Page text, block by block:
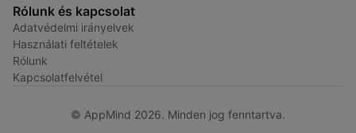
Rólunk és kapcsolat
Adatvédelmi irányelvek
Használati feltételek
Rólunk
Kapcsolatfelvétel
© AppMind 2026. Minden jog fenntartva.